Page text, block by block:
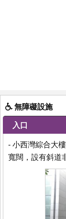
無障礙設施
入口
- 小西灣綜合大
寬闊，設有斜道